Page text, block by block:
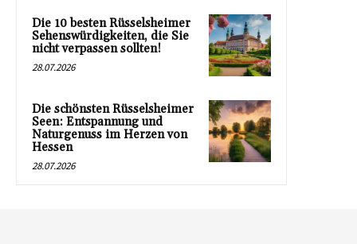
Die 10 besten Rüsselsheimer
Sehenswürdigkeiten, die Sie
nicht verpassen sollten!
28.07.2026
Die schönsten Rüsselsheimer
Seen: Entspannung und
Naturgenuss im Herzen von
Hessen
28.07.2026